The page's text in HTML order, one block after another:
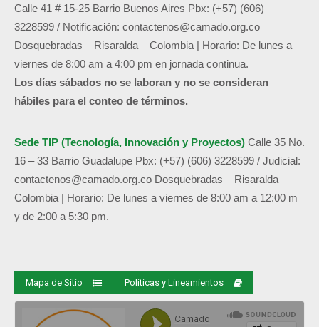
Calle 41 # 15-25 Barrio Buenos Aires Pbx: (+57) (606)
3228599 / Notificación: contactenos@camado.org.co
Dosquebradas – Risaralda – Colombia | Horario: De lunes a
viernes de 8:00 am a 4:00 pm en jornada continua.
Los días sábados no se laboran y no se consideran
hábiles para el conteo de términos.
Sede TIP (Tecnología, Innovación y Proyectos) Calle 35 No.
16 – 33 Barrio Guadalupe Pbx: (+57) (606) 3228599 / Judicial:
contactenos@camado.org.co Dosquebradas – Risaralda –
Colombia | Horario: De lunes a viernes de 8:00 am a 12:00 m
y de 2:00 a 5:30 pm.
Mapa de Sitio Politicas y Lineamientos